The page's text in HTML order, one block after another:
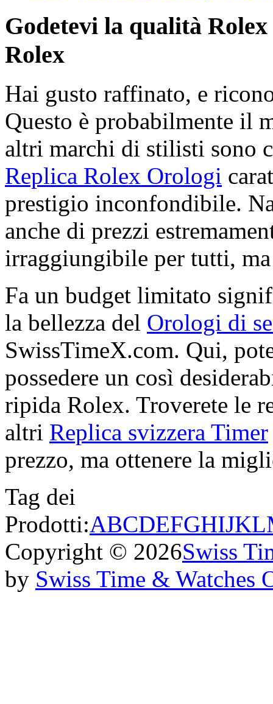
Godetevi la qualità
Rolex
Hai gusto raffinato, e
Questo è probabilmente il
altri marchi di stilisti sono
Replica Rolex Orologi
prestigio inconfondibile.
anche di prezzi
irraggiungibile per tutti,
Fa un budget limitato
la bellezza del Orologi di
SwissTimeX.com. Qui,
possedere un così
ripida Rolex. Troverete le
altri Replica svizzera Timer
prezzo, ma ottenere la
Tag dei
Prodotti:ABCDEFGHIJKL
Copyright © 2026Swiss
by Swiss Time & Watches